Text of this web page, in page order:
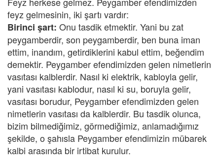
feyz gelmesinin, iki şartı vardır:
Birinci şart: Onu tasdik etmektir. Yani bu zat
peygamberdir, son peygamberdir, ben buna iman
ettim, inandım, getirdiklerini kabul ettim, beğendim
demektir. Peygamber efendimizden gelen nimetlerin
vasıtası kalblerdir. Nasıl ki elektrik, kabloyla gelir,
yani vasıtası kablodur, nasıl ki su, boruyla gelir,
vasıtası borudur, Peygamber efendimizden gelen
nimetlerin vasıtası da kalblerdir. Bu tasdik olunca,
bizim bilmediğimiz, görmediğimiz, anlamadığımız
şekilde, o şahısla Peygamber efendimizin mübarek
kalbi arasında bir irtibat kurulur.